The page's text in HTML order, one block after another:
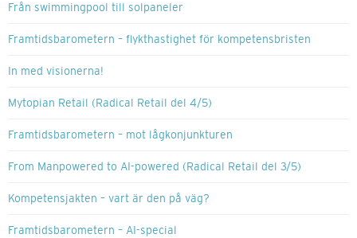
Från swimmingpool till solpaneler
Framtidsbarometern – flykthastighet för kompetensbristen
In med visionerna!
Mytopian Retail (Radical Retail del 4/5)
Framtidsbarometern – mot lågkonjunkturen
From Manpowered to AI-powered (Radical Retail del 3/5)
Kompetensjakten – vart är den på väg?
Framtidsbarometern – AI-special